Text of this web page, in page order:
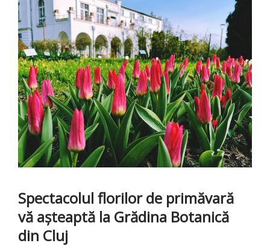
Spectacolul florilor de primăvară
vă așteaptă la Grădina Botanică
din Cluj